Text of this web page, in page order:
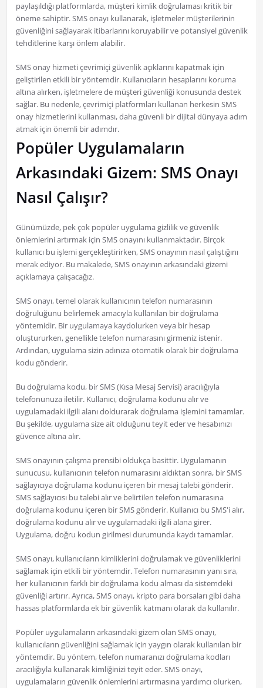
paylaşıldığı platformlarda, müşteri kimlik doğrulaması kritik bir
öneme sahiptir. SMS onayı kullanarak, işletmeler müşterilerinin
güvenliğini sağlayarak itibarlarını koruyabilir ve potansiyel güvenlik
tehditlerine karşı önlem alabilir.
SMS onay hizmeti çevrimiçi güvenlik açıklarını kapatmak için
geliştirilen etkili bir yöntemdir. Kullanıcıların hesaplarını koruma
altına alırken, işletmelere de müşteri güvenliği konusunda destek
sağlar. Bu nedenle, çevrimiçi platformları kullanan herkesin SMS
onay hizmetlerini kullanması, daha güvenli bir dijital dünyaya adım
atmak için önemli bir adımdır.
Popüler Uygulamaların
Arkasındaki Gizem: SMS Onayı
Nasıl Çalışır?
Günümüzde, pek çok popüler uygulama gizlilik ve güvenlik
önlemlerini artırmak için SMS onayını kullanmaktadır. Birçok
kullanıcı bu işlemi gerçekleştirirken, SMS onayının nasıl çalıştığını
merak ediyor. Bu makalede, SMS onayının arkasındaki gizemi
açıklamaya çalışacağız.
SMS onayı, temel olarak kullanıcının telefon numarasının
doğruluğunu belirlemek amacıyla kullanılan bir doğrulama
yöntemidir. Bir uygulamaya kaydolurken veya bir hesap
oluştururken, genellikle telefon numarasını girmeniz istenir.
Ardından, uygulama sizin adınıza otomatik olarak bir doğrulama
kodu gönderir.
Bu doğrulama kodu, bir SMS (Kısa Mesaj Servisi) aracılığıyla
telefonunuza iletilir. Kullanıcı, doğrulama kodunu alır ve
uygulamadaki ilgili alanı doldurarak doğrulama işlemini tamamlar.
Bu şekilde, uygulama size ait olduğunu teyit eder ve hesabınızı
güvence altına alır.
SMS onayının çalışma prensibi oldukça basittir. Uygulamanın
sunucusu, kullanıcının telefon numarasını aldıktan sonra, bir SMS
sağlayıcıya doğrulama kodunu içeren bir mesaj talebi gönderir.
SMS sağlayıcısı bu talebi alır ve belirtilen telefon numarasına
doğrulama kodunu içeren bir SMS gönderir. Kullanıcı bu SMS'i alır,
doğrulama kodunu alır ve uygulamadaki ilgili alana girer.
Uygulama, doğru kodun girilmesi durumunda kaydı tamamlar.
SMS onayı, kullanıcıların kimliklerini doğrulamak ve güvenliklerini
sağlamak için etkili bir yöntemdir. Telefon numarasının yanı sıra,
her kullanıcının farklı bir doğrulama kodu alması da sistemdeki
güvenliği artırır. Ayrıca, SMS onayı, kripto para borsaları gibi daha
hassas platformlarda ek bir güvenlik katmanı olarak da kullanılır.
Popüler uygulamaların arkasındaki gizem olan SMS onayı,
kullanıcıların güvenliğini sağlamak için yaygın olarak kullanılan bir
yöntemdir. Bu yöntem, telefon numaranızı doğrulama kodları
aracılığıyla kullanarak kimliğinizi teyit eder. SMS onayı,
uygulamaların güvenlik önlemlerini artırmasına yardımcı olurken,